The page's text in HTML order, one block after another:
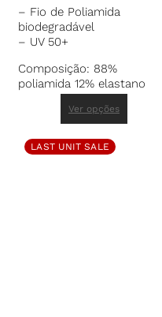
– Fio de Poliamida
biodegradável
– UV 50+
Composição: 88%
poliamida 12% elastano
Ver opções
LAST UNIT SALE